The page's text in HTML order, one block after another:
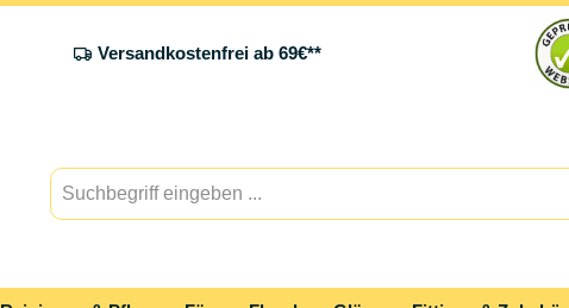
Versandkostenfrei ab 69€**